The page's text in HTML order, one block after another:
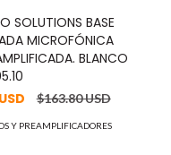
SOLUTIONS BASE
MICROFÓNICA
BLANCO
$163.80 USD
Y PREAMPLIFICADORES